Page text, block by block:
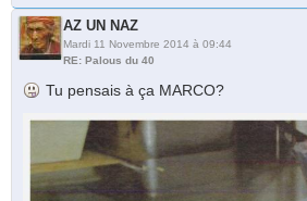
AZ UN NAZ
Mardi 11 Novembre 2014 à 09:44
RE: Palous du 40
Tu pensais à ça MARCO?